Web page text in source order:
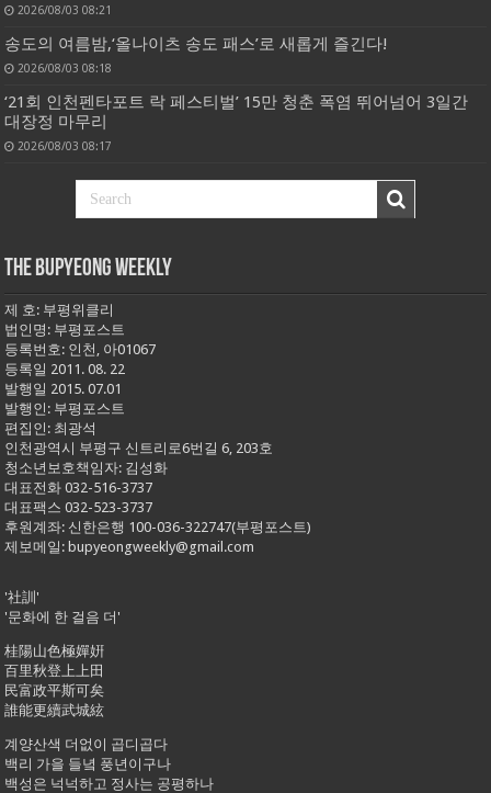
2026/08/03 08:21
송도의 여름밤,‘올나이츠 송도 패스’로 새롭게 즐긴다!
2026/08/03 08:18
‘21회 인천펜타포트 락 페스티벌’ 15만 청춘 폭염 뛰어넘어 3일간
대장정 마무리
2026/08/03 08:17
THE BUPYEONG WEEKLY
제 호: 부평위클리
법인명: 부평포스트
등록번호: 인천, 아01067
등록일 2011. 08. 22
발행일 2015. 07.01
발행인: 부평포스트
편집인: 최광석
인천광역시 부평구 신트리로6번길 6, 203호
청소년보호책임자: 김성화
대표전화 032-516-3737
대표팩스 032-523-3737
후원계좌: 신한은행 100-036-322747(부평포스트)
제보메일: bupyeongweekly@gmail.com
'社訓'
'문화에 한 걸음 더'
桂陽山色極嬋姸
百里秋登上上田
民富政平斯可矣
誰能更續武城絃
계양산색 더없이 곱디곱다
백리 가을 들녘 풍년이구나
백성은 넉넉하고 정사는 공평하나